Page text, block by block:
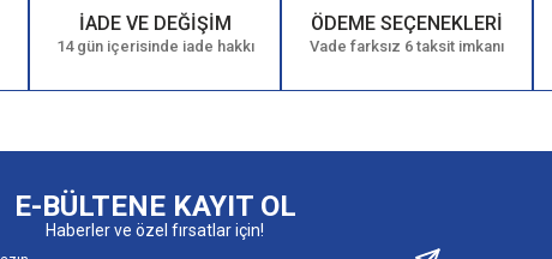
İADE VE DEĞİŞİM
14 gün içerisinde iade hakkı
ÖDEME SEÇENEKLERİ
Vade farksız 6 taksit imkanı
E-BÜLTENE KAYIT OL
Haberler ve özel fırsatlar için!